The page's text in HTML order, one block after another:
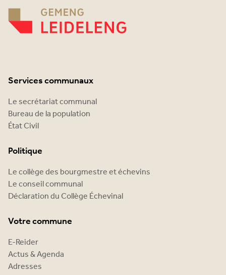
Services communaux
Le secrétariat communal
Bureau de la population
État Civil
Politique
Le collège des bourgmestre et échevins
Le conseil communal
Déclaration du Collège Échevinal
Votre commune
E-Reider
Actus & Agenda
Adresses